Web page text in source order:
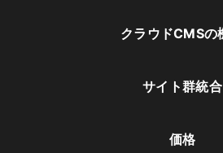
クラウドCMSの
サイト群統合
価格